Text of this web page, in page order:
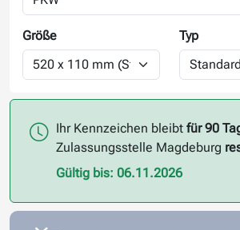
Größe Typ
Ihr Kennzeichen bleibtfür 90
Zulassungsstelle Magdeburg
Gültig bis: 06.11.2026